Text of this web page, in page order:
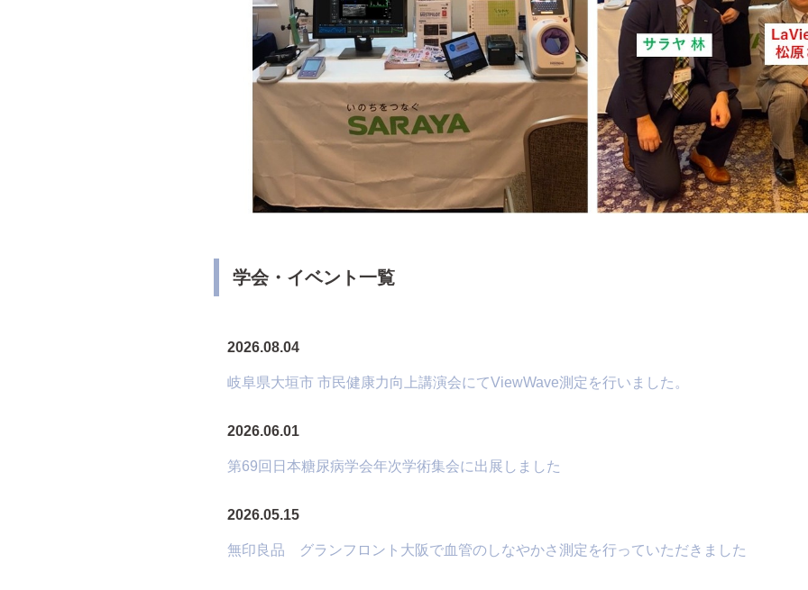
学会・イベント一覧
2026.08.04
岐阜県大垣市 市民健康力向上講演会にてViewWave測定を行いました。
2026.06.01
第69回日本糖尿病学会年次学術集会に出展しました
2026.05.15
無印良品 グランフロント大阪で血管のしなやかさ測定を行っていただきました